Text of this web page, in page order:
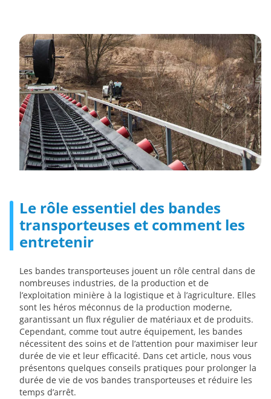
Le rôle essentiel des bandes
transporteuses et comment les
entretenir
Les bandes transporteuses jouent un rôle central dans de
nombreuses industries, de la production et de
l’exploitation minière à la logistique et à l’agriculture. Elles
sont les héros méconnus de la production moderne,
garantissant un flux régulier de matériaux et de produits.
Cependant, comme tout autre équipement, les bandes
nécessitent des soins et de l’attention pour maximiser leur
durée de vie et leur efficacité. Dans cet article, nous vous
présentons quelques conseils pratiques pour prolonger la
durée de vie de vos bandes transporteuses et réduire les
temps d’arrêt.